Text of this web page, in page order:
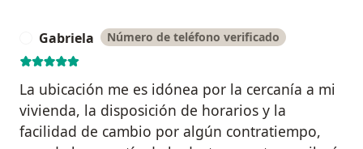
Gabriela Número de teléfono verificado
La ubicación me es idónea por la cercanía a mi
vivienda, la disposición de horarios y la
facilidad de cambio por algún contratiempo,